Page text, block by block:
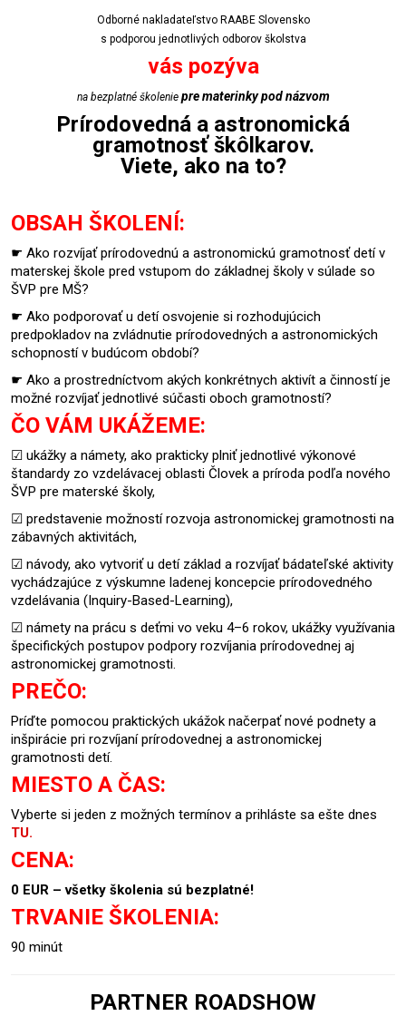
Odborné nakladateľstvo RAABE Slovensko
s podporou jednotlivých odborov školstva
vás pozýva
na bezplatné školenie pre materinky pod názvom
Prírodovedná a astronomická
gramotnosť škôlkarov.
Viete, ako na to?
OBSAH ŠKOLENÍ:
☛ Ako rozvíjať prírodovednú a astronomickú gramotnosť detí v
materskej škole pred vstupom do základnej školy v súlade so
ŠVP pre MŠ?
☛ Ako podporovať u detí osvojenie si rozhodujúcich
predpokladov na zvládnutie prírodovedných a astronomických
schopností v budúcom období?
☛ Ako a prostredníctvom akých konkrétnych aktivít a činností je
možné rozvíjať jednotlivé súčasti oboch gramotností?
ČO VÁM UKÁŽEME:
☑ ukážky a námety, ako prakticky plniť jednotlivé výkonové
štandardy zo vzdelávacej oblasti Človek a príroda podľa nového
ŠVP pre materské školy,
☑ predstavenie možností rozvoja astronomickej gramotnosti na
zábavných aktivitách,
☑ návody, ako vytvoriť u detí základ a rozvíjať bádateľské aktivity
vychádzajúce z výskumne ladenej koncepcie prírodovedného
vzdelávania (Inquiry-Based-Learning),
☑ námety na prácu s deťmi vo veku 4–6 rokov, ukážky využívania
špecifických postupov podpory rozvíjania prírodovednej aj
astronomickej gramotnosti.
PREČO:
Príďte pomocou praktických ukážok načerpať nové podnety a
inšpirácie pri rozvíjaní prírodovednej a astronomickej
gramotnosti detí.
MIESTO A ČAS:
Vyberte si jeden z možných termínov a prihláste sa ešte dnes
TU.
CENA:
0 EUR – všetky školenia sú bezplatné!
TRVANIE ŠKOLENIA:
90 minút
PARTNER ROADSHOW